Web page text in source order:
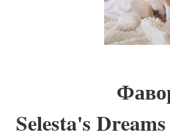
Selesta's